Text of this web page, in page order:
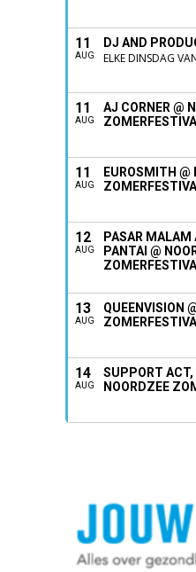
11
AUG
DJ AND
ELKE DINSDAG
11
AUG
AJ CORNER @
11
AUG
EUROSMITH @
12
AUG
PASAR MALAM
PANTAI @
13
AUG
QUEENVISION
14
AUG
SUPPORT ACT,
NOORDZEE